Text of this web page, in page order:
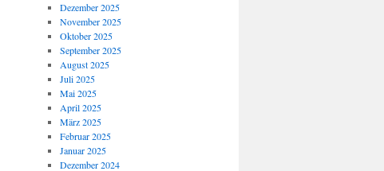
Dezember 2025
November 2025
Oktober 2025
September 2025
August 2025
Juli 2025
Mai 2025
April 2025
März 2025
Februar 2025
Januar 2025
Dezember 2024